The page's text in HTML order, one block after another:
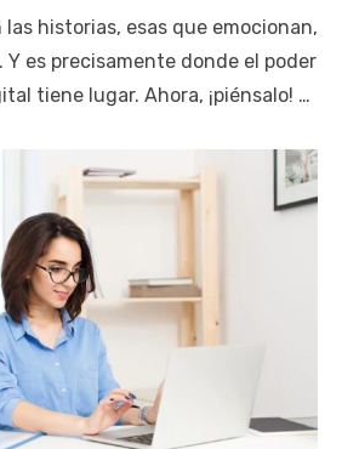
historias, esas que emocionan,
es precisamente donde el poder
tiene lugar. Ahora, ¡piénsalo! …